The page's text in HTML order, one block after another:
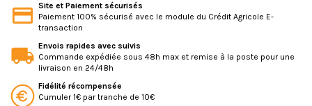
Site et Paiement sécurisés
Paiement 100% sécurisé avec le module du Crédit Agricole E-
transaction
Envois rapides avec suivis
Commande expédiée sous 48h max et remise à la poste pour une
livraison en 24/48h
Fidélité récompensée
Cumuler 1€ par tranche de 10€